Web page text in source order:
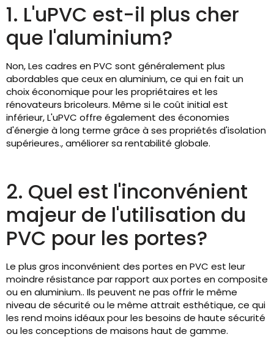
1. L'uPVC est-il plus cher
que l'aluminium?
Non, Les cadres en PVC sont généralement plus
abordables que ceux en aluminium, ce qui en fait un
choix économique pour les propriétaires et les
rénovateurs bricoleurs. Même si le coût initial est
inférieur, L'uPVC offre également des économies
d'énergie à long terme grâce à ses propriétés d'isolation
supérieures., améliorer sa rentabilité globale.
2. Quel est l'inconvénient
majeur de l'utilisation du
PVC pour les portes?
Le plus gros inconvénient des portes en PVC est leur
moindre résistance par rapport aux portes en composite
ou en aluminium.. Ils peuvent ne pas offrir le même
niveau de sécurité ou le même attrait esthétique, ce qui
les rend moins idéaux pour les besoins de haute sécurité
ou les conceptions de maisons haut de gamme.